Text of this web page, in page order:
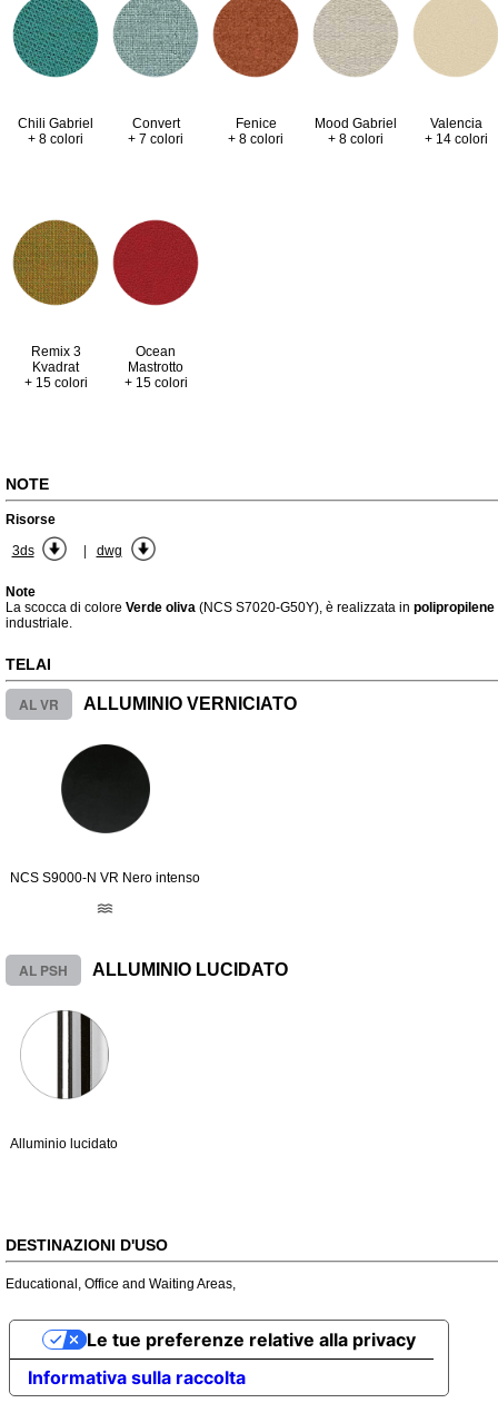
Chili Gabriel
+ 8 colori
Convert
+ 7 colori
Fenice
+ 8 colori
Mood Gabriel
+ 8 colori
Valencia
+ 14 colori
Remix 3
Kvadrat
+ 15 colori
Ocean
Mastrotto
+ 15 colori
NOTE
Risorse
3ds
| dwg
Note
La scocca di colore Verde oliva (NCS S7020-G50Y), è realizzata in
industriale.
TELAI
AL VR ALLUMINIO VERNICIATO
NCS S9000-N VR Nero intenso
AL PSH ALLUMINIO LUCIDATO
Alluminio lucidato
DESTINAZIONI D'USO
Educational , Office and Waiting Areas,
Informativa sulla raccolta
Le tue preferenze relative alla privacy